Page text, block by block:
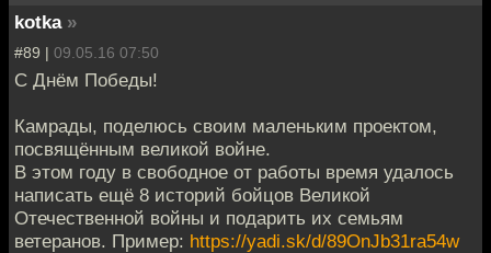
kotka »
#89 | 09.05.16 07:50
С Днём Победы!
Камрады, поделюсь своим маленьким проектом,
посвящённым великой войне.
В этом году в свободное от работы время удалось
написать ещё 8 историй бойцов Великой
Отечественной войны и подарить их семьям
ветеранов. Пример: https://yadi.sk/d/89OnJb31ra54w